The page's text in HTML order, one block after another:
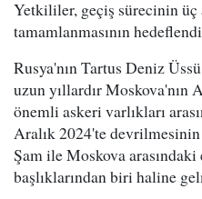
Yetkililer, geçiş sürecinin üç
tamamlanmasının
Rusya'nın Tartus Deniz
uzun yıllardır Moskova'nın
önemli askeri varlıkları
Aralık 2024'te
Şam ile Moskova
başlıklarından biri haline